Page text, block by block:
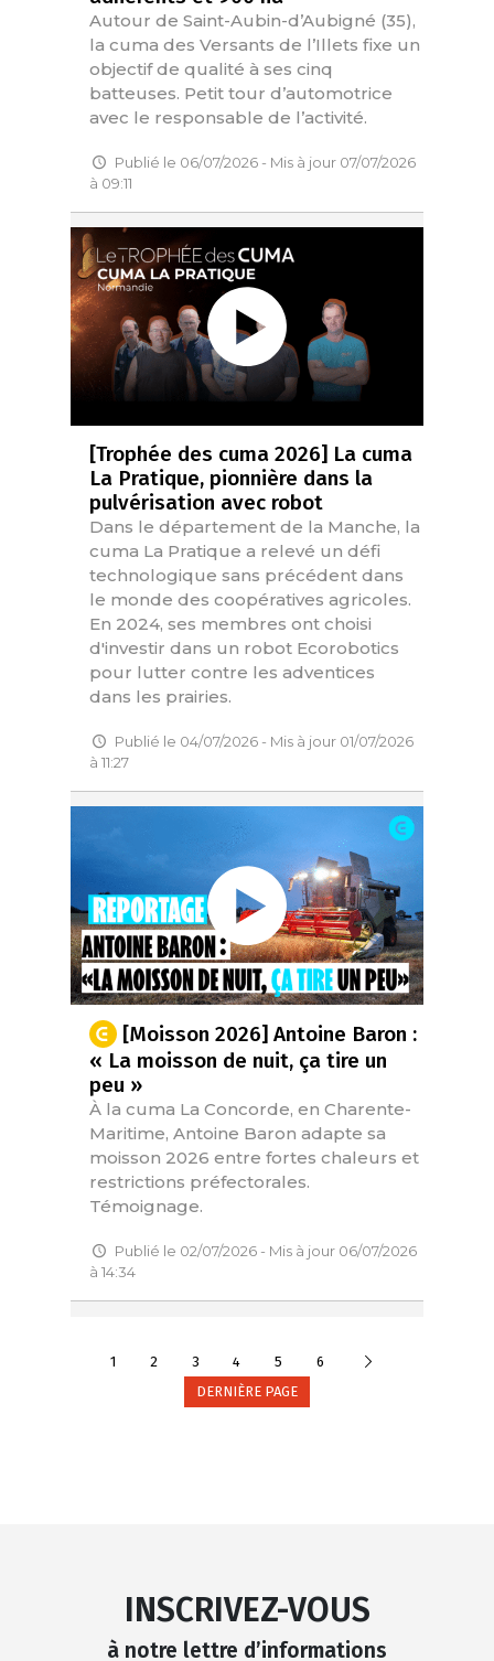
Autour de Saint-Aubin-d’Aubigné (35),
la cuma des Versants de l’Illets fixe un
objectif de qualité à ses cinq
batteuses. Petit tour d’automotrice
avec le responsable de l’activité.
Publié le 06/07/2026 - Mis à jour 07/07/2026
à 09:11
[Trophée des cuma 2026] La cuma
La Pratique, pionnière dans la
pulvérisation avec robot
Dans le département de la Manche, la
cuma La Pratique a relevé un défi
technologique sans précédent dans
le monde des coopératives agricoles.
En 2024, ses membres ont choisi
d'investir dans un robot Ecorobotics
pour lutter contre les adventices
dans les prairies.
Publié le 04/07/2026 - Mis à jour 01/07/2026
à 11:27
[Moisson 2026] Antoine Baron :
« La moisson de nuit, ça tire un
peu »
À la cuma La Concorde, en Charente-
Maritime, Antoine Baron adapte sa
moisson 2026 entre fortes chaleurs et
restrictions préfectorales.
Témoignage.
Publié le 02/07/2026 - Mis à jour 06/07/2026
à 14:34
1 2 3 4 5 6
DERNIÈRE PAGE
INSCRIVEZ-VOUS
à notre lettre d’informations